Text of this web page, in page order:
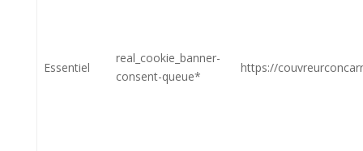
Essentiel
real_cookie_banner-
consent-queue*
https://